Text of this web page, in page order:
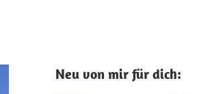
Neu von mir für dich: